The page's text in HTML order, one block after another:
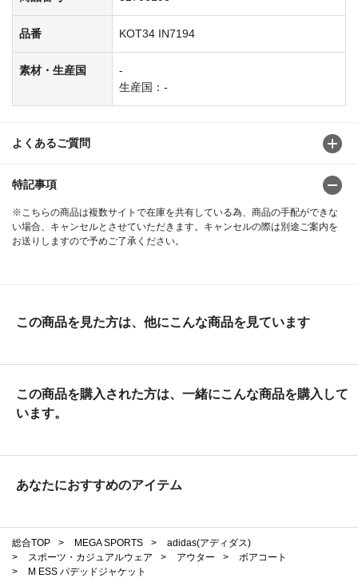
品番 KOT34 IN7194
素材・生産国
-
生産国：-
よくあるご質問
特記事項
※こちらの商品は複数サイトで在庫を共有している為、商品の手配ができな
い場合、キャンセルとさせていただきます。キャンセルの際は別途ご案内を
お送りしますので予めご了承ください。
この商品を見た方は、他にこんな商品を見ています
この商品を購入された方は、一緒にこんな商品を購入して
います。
あなたにおすすめのアイテム
総合TOP > MEGA SPORTS >
adidas(アディダス)
>
スポーツ・カジュアルウェア > アウター >
ボアコート
>
M ESS パデッドジャケット